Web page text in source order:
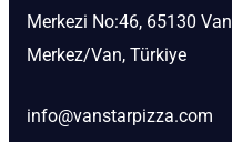
Merkezi No:46, 65130 Van
Merkez/Van, Türkiye
info@vanstarpizza.com